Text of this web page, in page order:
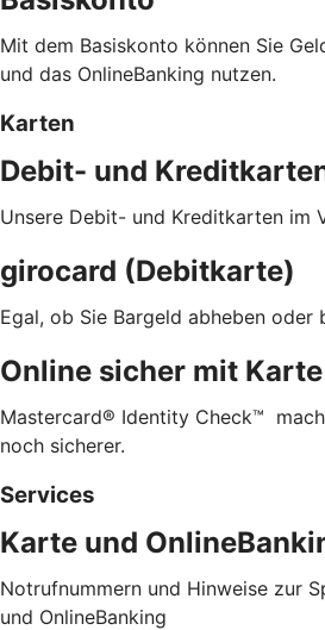
Mit dem Basiskonto können Sie
und das OnlineBanking nutzen.
Karten
Debit- und
Unsere Debit- und Kreditkarten im
girocard (Debitkarte)
Egal, ob Sie Bargeld abheben oder
Online sicher mit
Mastercard® Identity Check™
noch sicherer.
Services
Karte und
Notrufnummern und Hinweise zur
und OnlineBanking